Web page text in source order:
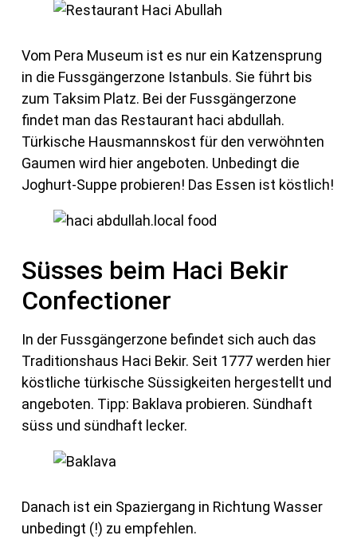
Vom Pera Museum ist es nur ein Katzensprung
in die Fussgängerzone Istanbuls. Sie führt bis
zum Taksim Platz. Bei der Fussgängerzone
findet man das Restaurant haci abdullah.
Türkische Hausmannskost für den verwöhnten
Gaumen wird hier angeboten. Unbedingt die
Joghurt-Suppe probieren! Das Essen ist köstlich!
Süsses beim Haci Bekir
Confectioner
In der Fussgängerzone befindet sich auch das
Traditionshaus Haci Bekir. Seit 1777 werden hier
köstliche türkische Süssigkeiten hergestellt und
angeboten. Tipp: Baklava probieren. Sündhaft
süss und sündhaft lecker.
Danach ist ein Spaziergang in Richtung Wasser
unbedingt (!) zu empfehlen.